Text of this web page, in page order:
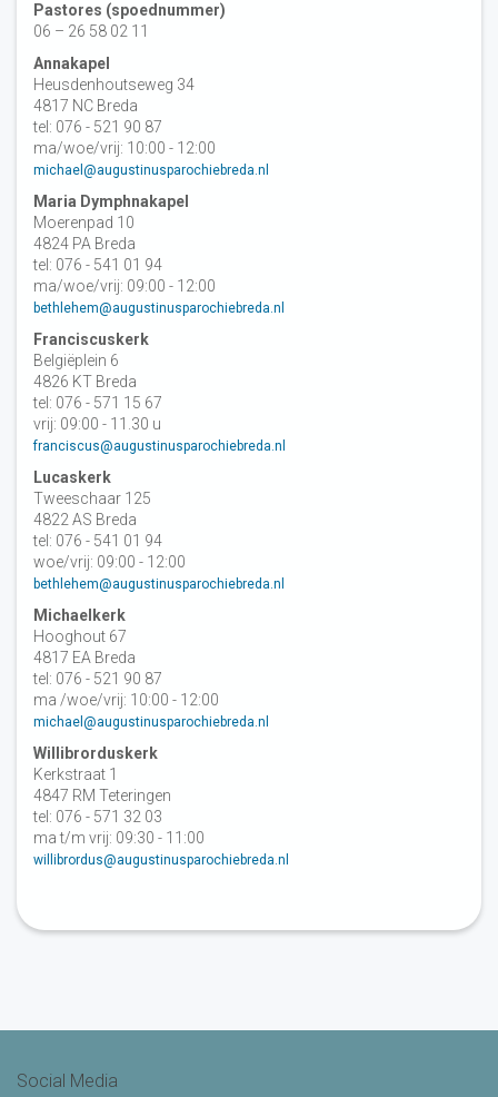
Pastores (spoednummer)
06 – 26 58 02 11
Annakapel
Heusdenhoutseweg 34
4817 NC Breda
tel: 076 - 521 90 87
ma/woe/vrij: 10:00 - 12:00
michael@augustinusparochiebreda.nl
Maria Dymphnakapel
Moerenpad 10
4824 PA Breda
tel: 076 - 541 01 94
ma/woe/vrij: 09:00 - 12:00
bethlehem@augustinusparochiebreda.nl
Franciscuskerk
Belgiëplein 6
4826 KT Breda
tel: 076 - 571 15 67
vrij: 09:00 - 11.30 u
franciscus@augustinusparochiebreda.nl
Lucaskerk
Tweeschaar 125
4822 AS Breda
tel: 076 - 541 01 94
woe/vrij: 09:00 - 12:00
bethlehem@augustinusparochiebreda.nl
Michaelkerk
Hooghout 67
4817 EA Breda
tel: 076 - 521 90 87
ma /woe/vrij: 10:00 - 12:00
michael@augustinusparochiebreda.nl
Willibrorduskerk
Kerkstraat 1
4847 RM Teteringen
tel: 076 - 571 32 03
ma t/m vrij: 09:30 - 11:00
willibrordus@augustinusparochiebreda.nl
Social Media